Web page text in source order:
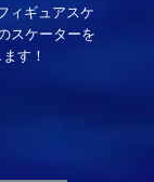
ィギュアスケ
スケーターを
す！